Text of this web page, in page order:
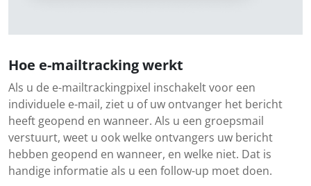
Hoe e-mailtracking werkt
Als u de e-mailtrackingpixel inschakelt voor een
individuele e-mail, ziet u of uw ontvanger het bericht
heeft geopend en wanneer. Als u een groepsmail
verstuurt, weet u ook welke ontvangers uw bericht
hebben geopend en wanneer, en welke niet. Dat is
handige informatie als u een follow-up moet doen.